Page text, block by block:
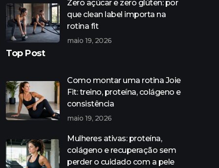
Zero açúcar e zero glúten: por
que clean label importa na
rotina fit
maio 19, 2026
Top Post
Como montar uma rotina Joie
Fit: treino, proteína, colágeno e
consistência
maio 19, 2026
Mulheres ativas: proteína,
colágeno e recuperação sem
perder o cuidado com a pele